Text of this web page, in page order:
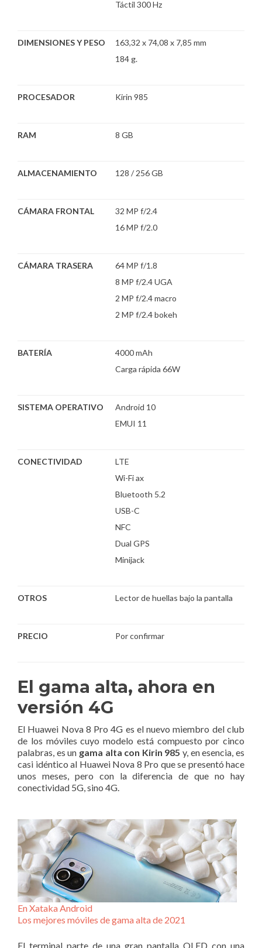
Táctil 300 Hz
DIMENSIONES Y PESO
163,32 x 74,08 x 7,85 mm
184 g.
PROCESADOR Kirin 985
RAM 8 GB
ALMACENAMIENTO 128 / 256 GB
CÁMARA FRONTAL
32 MP f/2.4
16 MP f/2.0
CÁMARA TRASERA
64 MP f/1.8
8 MP f/2.4 UGA
2 MP f/2.4 macro
2 MP f/2.4 bokeh
BATERÍA
4000 mAh
Carga rápida 66W
SISTEMA OPERATIVO
Android 10
EMUI 11
CONECTIVIDAD
LTE
Wi-Fi ax
Bluetooth 5.2
USB-C
NFC
Dual GPS
Minijack
OTROS Lector de huellas bajo la pantalla
PRECIO Por confirmar
El gama alta, ahora en
versión 4G
El Huawei Nova 8 Pro 4G es el nuevo miembro del club
de los móviles cuyo modelo está compuesto por cinco
palabras, es un gama alta con Kirin 985 y, en esencia, es
casi idéntico al Huawei Nova 8 Pro que se presentó hace
unos meses, pero con la diferencia de que no hay
conectividad 5G, sino 4G.
En Xataka Android
Los mejores móviles de gama alta de 2021
El terminal parte de una gran pantalla OLED con una